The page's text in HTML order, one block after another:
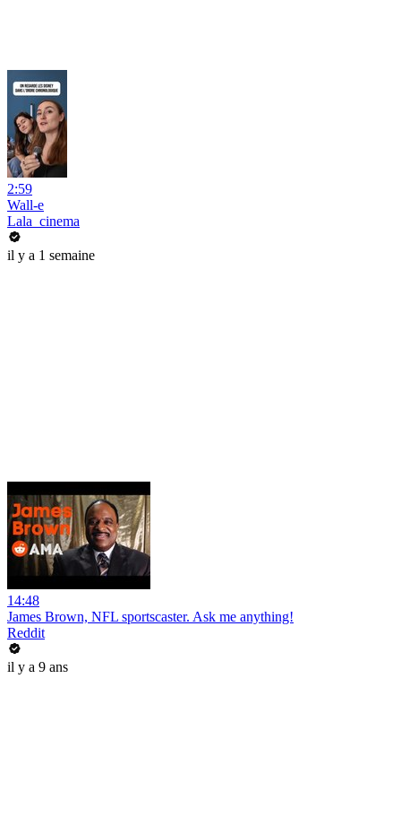
2:59
Wall-e
Lala_cinema
il y a 1 semaine
14:48
James Brown, NFL sportscaster. Ask me anything!
Reddit
il y a 9 ans